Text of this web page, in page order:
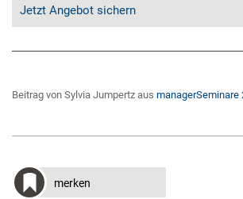
Jetzt Angebot sichern
Beitrag von Sylvia Jumpertz aus managerSeminare
merken